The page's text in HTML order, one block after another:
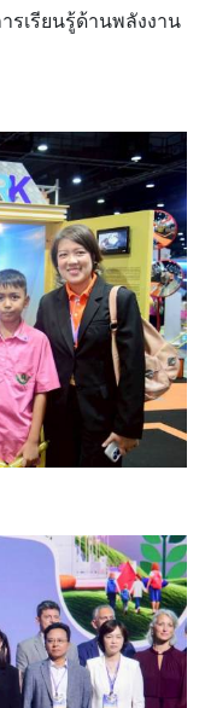
รเรียนรู้ด้านพลังงาน